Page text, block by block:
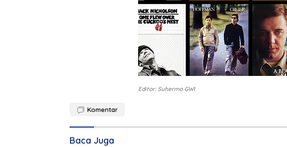
Editor: Suhermo GWI
Komentar
Baca Juga